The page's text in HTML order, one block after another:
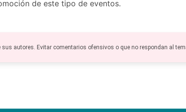
de este tipo de eventos.
autores. Evitar comentarios ofensivos o que no respondan al